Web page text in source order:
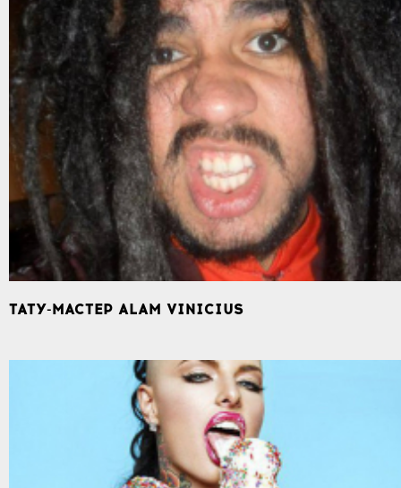
ТАТУ-МАСТЕР ALAM VINICIUS